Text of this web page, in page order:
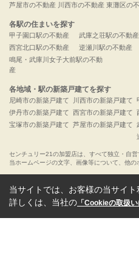
芦屋市の不動産
川西市の不動産 東灘区の
各駅の住まいを探す
甲子園口駅の不動産
西宮北口駅の不動産
武庫之荘駅の不動産
逆瀬川駅の不動産
鳴尾・武庫川女子大前駅の不動
産
各地域・駅の新築戸建てを探す
尼崎市の新築戸建て
伊丹市の新築戸建て
宝塚市の新築戸建て
川西市の新築戸建て
西宮市の新築戸建て
芦屋市の新築戸建て
センチュリー21の加盟店は、すべて独立・自営
当ホームページの文字、画像等について、他
当サイトでは、お客様の当サイ
詳しくは、当社の 「Cookieの取扱い